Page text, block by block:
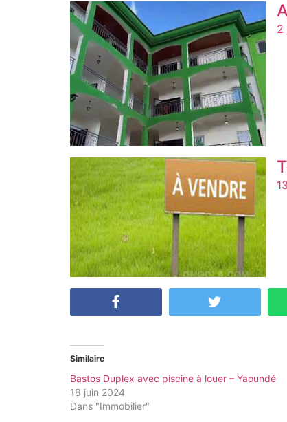
2
Similaire
Bastos Duplex avec piscine à louer – Yaoundé
18 juin 2024
Dans "Immobilier"